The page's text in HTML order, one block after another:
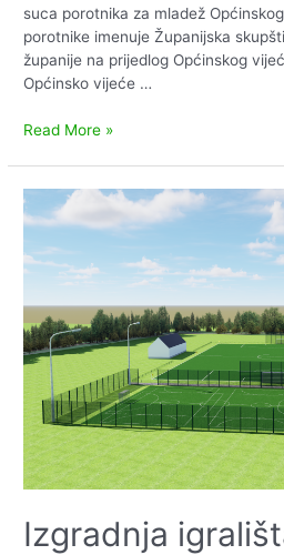
suca porotnika za mladež
porotnike imenuje Županijska
županije na prijedlog Općinskog
Općinsko vijeće …
Javni
podnošenje
prijava
kandidata
za
za
imenovanje
sudaca
porotnika
Općinskog
suda
u
Virovitici
Read More »
Izgradnja